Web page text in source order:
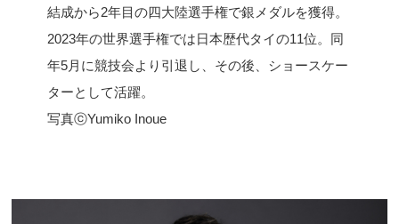
結成から2年目の四大陸選手権で銀メダルを獲得。
2023年の世界選手権では日本歴代タイの11位。同
年5月に競技会より引退し、その後、ショースケー
ターとして活躍。
写真ⓒYumiko Inoue